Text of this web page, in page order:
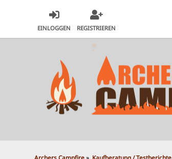
EINLOGGEN REGISTRIEREN
Archers Campfire» Kaufberatung / Testberichte